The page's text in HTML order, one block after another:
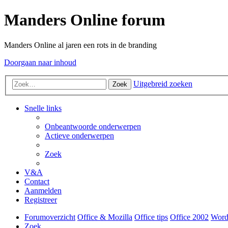
Manders Online forum
Manders Online al jaren een rots in de branding
Doorgaan naar inhoud
Zoek Uitgebreid zoeken
Snelle links
Onbeantwoorde onderwerpen
Actieve onderwerpen
Zoek
V&A
Contact
Aanmelden
Registreer
Forumoverzicht Office & Mozilla Office tips Office 2002